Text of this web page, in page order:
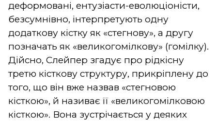
деформовані, ентузіасти-еволюціоністи,
безсумнівно, інтерпретують одну
додаткову кістку як «стегнову», а другу
позначать як «великогомілкову» (гомілку).
Дійсно, Слейпер згадує про рідкісну
третю кісткову структуру, прикріплену до
того, що він вже назвав «стегновою
кісткою», й називає її «великогомілковою
кісткою». Вона зустрічається у деяких